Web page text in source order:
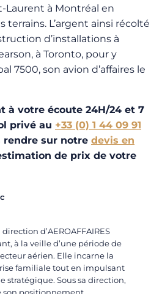
Laurent à Montréal en
L’argent ainsi récolté
d’installations à
à Toronto, pour y
7500, son avion d’affaires le
à votre écoute 24H/24 et 7
privé au +33 (0) 1 44 09 91
rendre sur notre devis en
de prix de votre
d’AEROAFFAIRES
à la veille d’une période de
aérien. Elle incarne la
familiale tout en impulsant
stratégique. Sous sa direction,